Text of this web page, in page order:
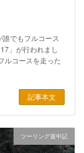
でもフルコース
」が行われまし
ルコースを走った
記事本文
ツーリング道中記